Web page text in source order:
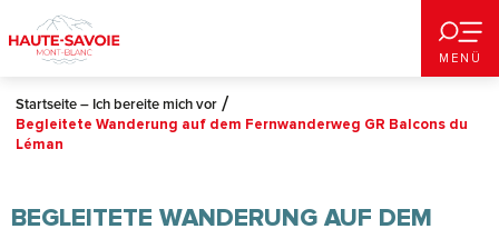
au
contenu
principal
MENÜ
Startseite – Ich bereite mich vor
Begleitete Wanderung auf dem Fernwanderweg GR Balcons du
Léman
BEGLEITETE WANDERUNG AUF DEM